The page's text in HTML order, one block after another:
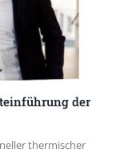
der
thermischer